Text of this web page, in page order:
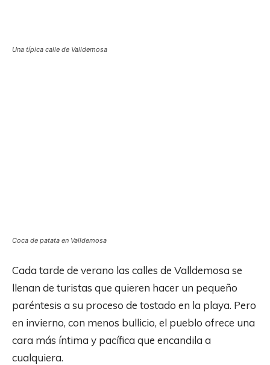
Una típica calle de Valldemosa
Coca de patata en Valldemosa
Cada tarde de verano las calles de Valldemosa se
llenan de turistas que quieren hacer un pequeño
paréntesis a su proceso de tostado en la playa. Pero
en invierno, con menos bullicio, el pueblo ofrece una
cara más íntima y pacífica que encandila a
cualquiera.